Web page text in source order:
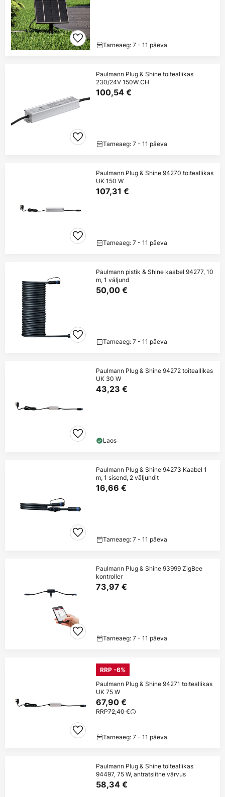
Tarneaeg: 7 - 11 päeva
Paulmann Plug & Shine toiteallikas
230/24V 150W CH
100,54 €
Tarneaeg: 7 - 11 päeva
Paulmann Plug & Shine 94270 toiteallikas
UK 150 W
107,31 €
Tarneaeg: 7 - 11 päeva
Paulmann pistik & Shine kaabel 94277, 10
m, 1 väljund
50,00 €
Tarneaeg: 7 - 11 päeva
Paulmann Plug & Shine 94272 toiteallikas
UK 30 W
43,23 €
Laos
Paulmann Plug & Shine 94273 Kaabel 1
m, 1 sisend, 2 väljundit
16,66 €
Tarneaeg: 7 - 11 päeva
Paulmann Plug & Shine 93999 ZigBee
kontroller
73,97 €
Tarneaeg: 7 - 11 päeva
RRP -6%
Paulmann Plug & Shine 94271 toiteallikas
UK 75 W
67,90 €
RRP72,40 €
Tarneaeg: 7 - 11 päeva
Paulmann Plug & Shine toiteallikas
94497, 75 W, antratsiitne värvus
58,34 €